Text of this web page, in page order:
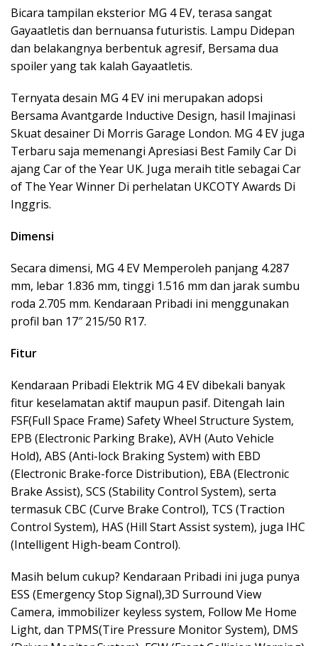
Bicara tampilan eksterior MG 4 EV, terasa sangat
Gayaatletis dan bernuansa futuristis. Lampu Didepan
dan belakangnya berbentuk agresif, Bersama dua
spoiler yang tak kalah Gayaatletis.
Ternyata desain MG 4 EV ini merupakan adopsi
Bersama Avantgarde Inductive Design, hasil Imajinasi
Skuat desainer Di Morris Garage London. MG 4 EV juga
Terbaru saja memenangi Apresiasi Best Family Car Di
ajang Car of the Year UK. Juga meraih title sebagai Car
of The Year Winner Di perhelatan UKCOTY Awards Di
Inggris.
Dimensi
Secara dimensi, MG 4 EV Memperoleh panjang 4.287
mm, lebar 1.836 mm, tinggi 1.516 mm dan jarak sumbu
roda 2.705 mm. Kendaraan Pribadi ini menggunakan
profil ban 17″ 215/50 R17.
Fitur
Kendaraan Pribadi Elektrik MG 4 EV dibekali banyak
fitur keselamatan aktif maupun pasif. Ditengah lain
FSF(Full Space Frame) Safety Wheel Structure System,
EPB (Electronic Parking Brake), AVH (Auto Vehicle
Hold), ABS (Anti-lock Braking System) with EBD
(Electronic Brake-force Distribution), EBA (Electronic
Brake Assist), SCS (Stability Control System), serta
termasuk CBC (Curve Brake Control), TCS (Traction
Control System), HAS (Hill Start Assist system), juga IHC
(Intelligent High-beam Control).
Masih belum cukup? Kendaraan Pribadi ini juga punya
ESS (Emergency Stop Signal),3D Surround View
Camera, immobilizer keyless system, Follow Me Home
Light, dan TPMS(Tire Pressure Monitor System), DMS